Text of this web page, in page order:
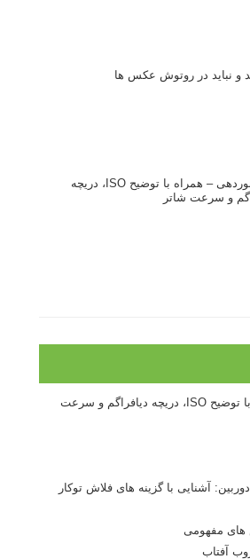
درک نوردهی – همراه با توضیح ISO، دریچه
و سرعت شاتر
درک نوردهی – همراه با توضیح ISO، دریچه دیافراگم و سرعت
آشنایی با گزینه های فلاش توکار
های مفهومی
آفتاب